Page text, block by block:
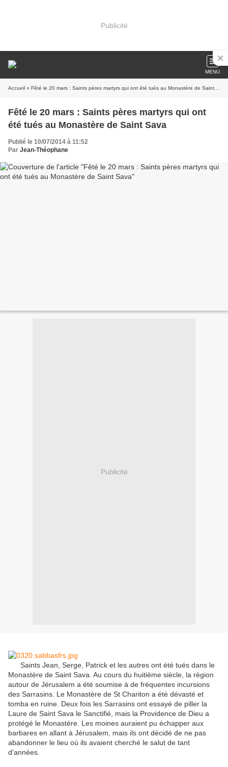
Publicité
MENU
Accueil » Fêté le 20 mars : Saints pères martyrs qui ont été tués au Monastère de Saint Sava
Fêté le 20 mars : Saints pères martyrs qui ont
été tués au Monastère de Saint Sava
Publié le 10/07/2014 à 11:52
Par Jean-Théophane
Publicité
Saints Jean Serge, Patrick et les autres ont été tués dans le
Monastère de Saint Sava Au cours du huitième siècle, la région
autour de Jérusalem a été soumise à de fréquentes incursions
des Sarrasins Le Monastère de St Chariton a été dévasté et
tomba en ruine Deux fois les Sarrasins ont essayé de piller la
Laure de Saint Sava le Sanctifié mais la Providence de Dieu a
protégé le Monastère Les moines auraient pu échapper aux
barbares en allant à Jérusalem mais ils ont décidé de ne pas
abandonner le lieu où ils avaient cherché le salut de tant
d'années